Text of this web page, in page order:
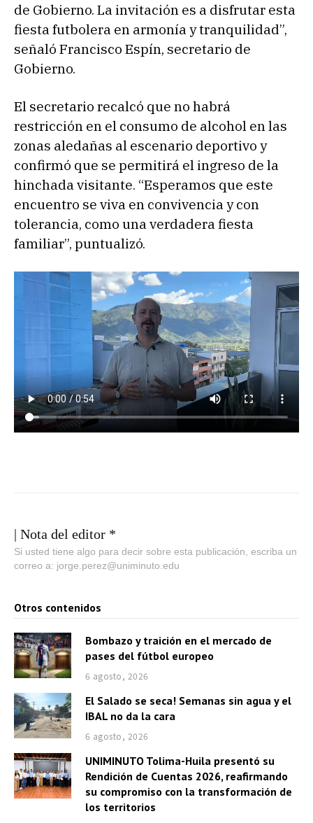
de Gobierno. La invitación es a disfrutar esta
fiesta futbolera en armonía y tranquilidad”,
señaló Francisco Espín, secretario de
Gobierno.
El secretario recalcó que no habrá
restricción en el consumo de alcohol en las
zonas aledañas al escenario deportivo y
confirmó que se permitirá el ingreso de la
hinchada visitante. “Esperamos que este
encuentro se viva en convivencia y con
tolerancia, como una verdadera fiesta
familiar”, puntualizó.
| Nota del editor *
Si usted tiene algo para decir sobre esta publicación, escriba un
correo a: jorge.perez@uniminuto.edu
Otros contenidos
Bombazo y traición en el mercado de
pases del fútbol europeo
6 agosto, 2026
El Salado se seca! Semanas sin agua y el
IBAL no da la cara
6 agosto, 2026
UNIMINUTO Tolima-Huila presentó su
Rendición de Cuentas 2026, reafirmando
su compromiso con la transformación de
los territorios